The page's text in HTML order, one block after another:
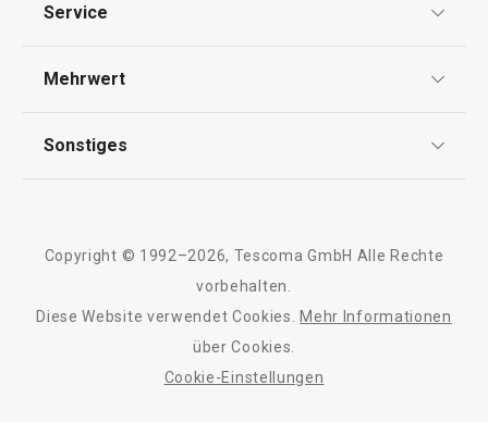
Warenkorb Warenkorb
Alle Produkte der Linie i-PREMIUM Stone
Impressum
Service
Kontaktformular
Mehrwert
Qualität
Sonstiges
Barrierefreiheit
Copyright © 1992–2026, Tescoma GmbH Alle Rechte
vorbehalten.
Diese Website verwendet Cookies.Mehr Informationen
über Cookies.
Cookie-Einstellungen